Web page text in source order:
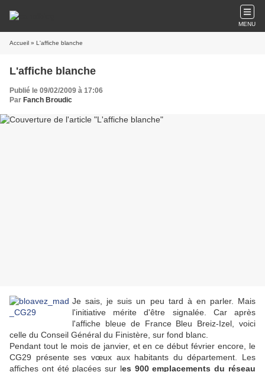
MENU
Accueil » L'affiche blanche
L'affiche blanche
Publié le 09/02/2009 à 17:06
Par Fanch Broudic
Je sais, je suis un peu tard à en parler. Mais
l'initiative mérite d'être signalée. Car après
l'affiche bleue de France Bleu Breiz-Izel, voici
celle du Conseil Général du Finistère, sur fond blanc.
Pendant tout le mois de janvier, et en ce début février encore, le
CG29 présente ses vœux aux habitants du département. Les
affiches ont été placées sur les 900 emplacements du réseau